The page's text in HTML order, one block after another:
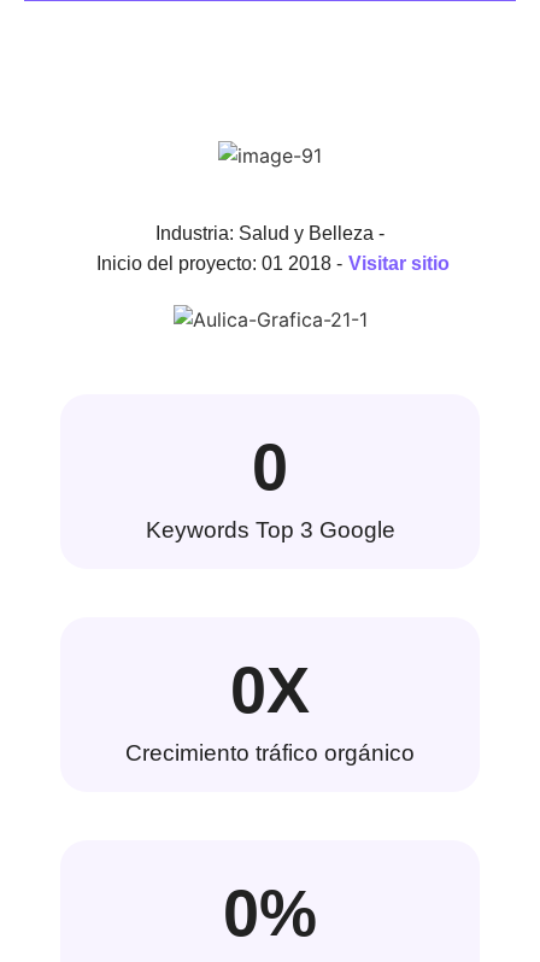
Industria: Salud y Belleza -
Inicio del proyecto: 01 2018 - Visitar sitio
Keywords Top 3 Google
0
Crecimiento tráfico orgánico
0X
0%